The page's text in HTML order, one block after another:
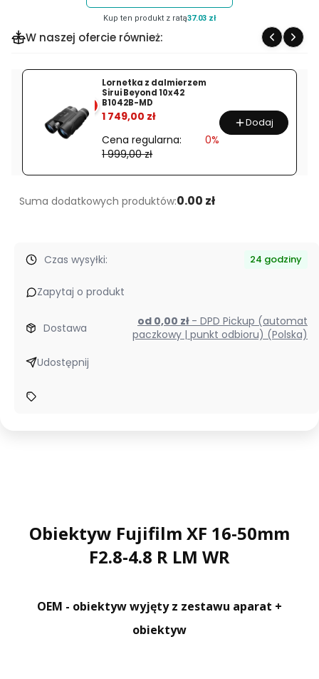
Obiektyw
XF
4.8
R
Kup ten produkt z ratą37.03 zł
W naszej ofercie również:
Lornetka z dalmierzem
Sirui Beyond 10x42
B1042B-MD
1 749,00 zł
Cena regularna:
1 999,00 zł
0%
Dodaj
Suma dodatkowych produktów:0.00 zł
Czas wysyłki: 24 godziny
Zapytaj o produkt
Dostawa od 0,00 zł - DPD Pickup (automat
paczkowy | punkt odbioru) (Polska)
Udostępnij
Obiektyw Fujifilm XF 16-50mm
F2.8-4.8 R LM WR
OEM - obiektyw wyjęty z zestawu aparat +
obiektyw